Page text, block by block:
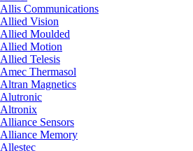
Allis Communications
Allied Vision
Allied Moulded
Allied Motion
Allied Telesis
Amec Thermasol
Altran Magnetics
Alutronic
Altronix
Alliance Sensors
Alliance Memory
Allestec